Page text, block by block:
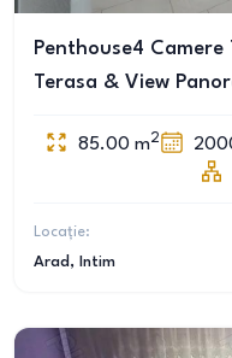
Penthouse4 Camere
Terasa & View
85.00 m2
Locație:
Arad , Intim